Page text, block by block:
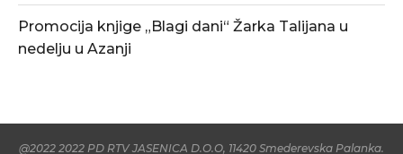
Promocija knjige „Blagi dani“ Žarka Talijana u
nedelju u Azanji
@2022 2022 PD RTV JASENICA D.O.O, 11420 Smederevska Palanka.